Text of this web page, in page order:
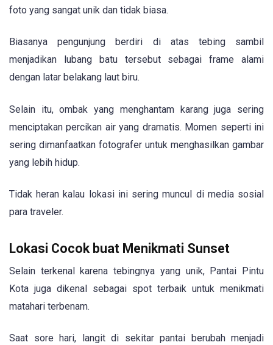
foto yang sangat unik dan tidak biasa.
Biasanya pengunjung berdiri di atas tebing sambil
menjadikan lubang batu tersebut sebagai frame alami
dengan latar belakang laut biru.
Selain itu, ombak yang menghantam karang juga sering
menciptakan percikan air yang dramatis. Momen seperti ini
sering dimanfaatkan fotografer untuk menghasilkan gambar
yang lebih hidup.
Tidak heran kalau lokasi ini sering muncul di media sosial
para traveler.
Lokasi Cocok buat Menikmati Sunset
Selain terkenal karena tebingnya yang unik, Pantai Pintu
Kota juga dikenal sebagai spot terbaik untuk menikmati
matahari terbenam.
Saat sore hari, langit di sekitar pantai berubah menjadi